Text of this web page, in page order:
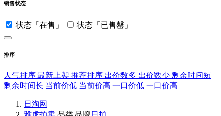
销售状态
状态「在售」 状态「已售罄」
排序
人气排序 最新上架 推荐排序 出价数多 出价数少 剩余时间短
剩余时间长 当前价低 当前价高 一口价低 一口价高
日淘网